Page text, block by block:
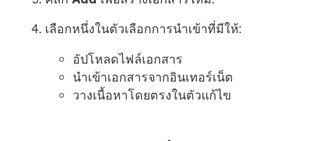
เลือกหนึ่งในตัวเลือกการนำเข้าที่มีให้:
อัปโหลดไฟล์เอกสาร
นำเข้าเอกสารจากอินเทอร์เน็ต
วางเนื้อหาโดยตรงในตัวแก้ไข